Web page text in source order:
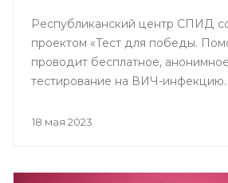
Республиканский центр СПИД
проектом «Тест для победы.
проводит бесплатное,
тестирование на ВИЧ-инфекцию.
18 мая 2023